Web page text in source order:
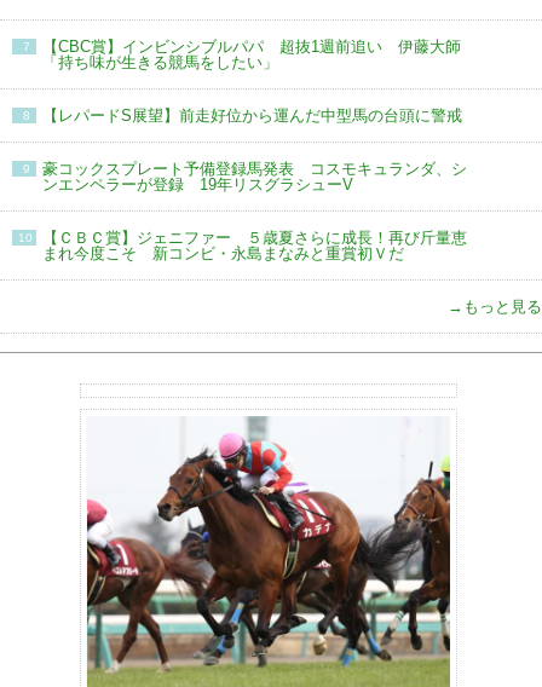
7
【CBC賞】インビンシブルパパ 超抜1週前追い 伊藤大師
「持ち味が生きる競馬をしたい」
8 【レパードS展望】前走好位から運んだ中型馬の台頭に警戒
9
豪コックスプレート予備登録馬発表 コスモキュランダ、シ
ンエンペラーが登録 19年リスグラシューV
10
【ＣＢＣ賞】ジェニファー ５歳夏さらに成長！再び斤量恵
まれ今度こそ 新コンビ・永島まなみと重賞初Ｖだ
→もっと見る